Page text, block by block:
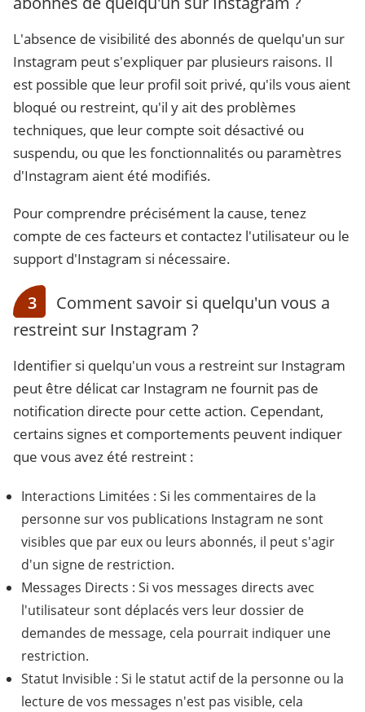
L'absence de visibilité des abonnés de quelqu'un sur
Instagram peut s'expliquer par plusieurs raisons. Il
est possible que leur profil soit privé, qu'ils vous aient
bloqué ou restreint, qu'il y ait des problèmes
techniques, que leur compte soit désactivé ou
suspendu, ou que les fonctionnalités ou paramètres
d'Instagram aient été modifiés.
Pour comprendre précisément la cause, tenez
compte de ces facteurs et contactez l'utilisateur ou le
support d'Instagram si nécessaire.
3
Comment savoir si quelqu'un vous a
restreint sur Instagram ?
Identifier si quelqu'un vous a restreint sur Instagram
peut être délicat car Instagram ne fournit pas de
notification directe pour cette action. Cependant,
certains signes et comportements peuvent indiquer
que vous avez été restreint :
Interactions Limitées : Si les commentaires de la
personne sur vos publications Instagram ne sont
visibles que par eux ou leurs abonnés, il peut s'agir
d'un signe de restriction.
Messages Directs : Si vos messages directs avec
l'utilisateur sont déplacés vers leur dossier de
demandes de message, cela pourrait indiquer une
restriction.
Statut Invisible : Si le statut actif de la personne ou la
lecture de vos messages n'est pas visible, cela